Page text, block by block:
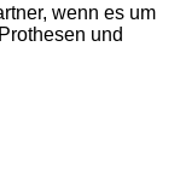
wenn es um
und